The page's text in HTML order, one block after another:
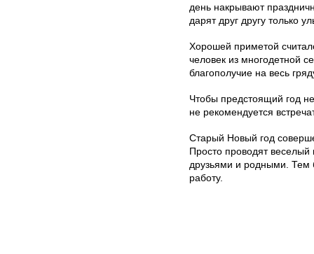
день накрывают
дарят друг другу только
Хорошей приметой
человек из многодетной
благополучие на весь
Чтобы предстоящий год
не рекомендуется
Старый Новый год
Просто проводят
друзьями и родными. Тем
работу.